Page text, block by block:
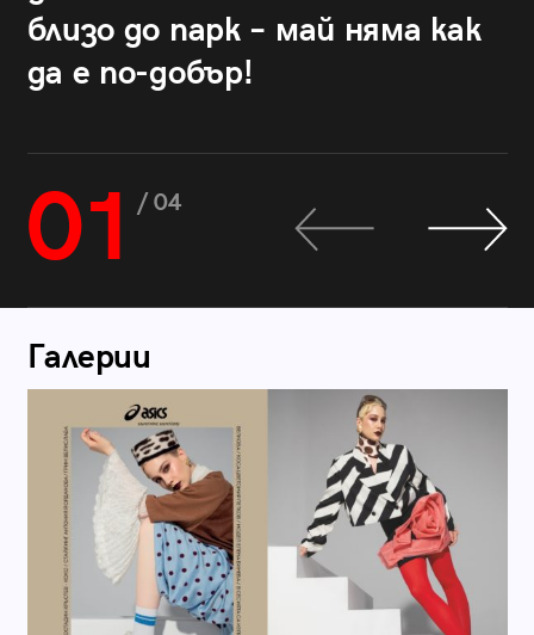
близо до парк – май няма как
да е по-добър!
01 / 04
Галерии